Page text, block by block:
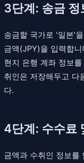
3단계: 송금 정
송금할 국가로 '일본'
금액(JPY)을 입력합
현지 은행 계좌 정보
취인은 저장해두고 다
다.
4단계: 수수료
금액과 수취인 정보를